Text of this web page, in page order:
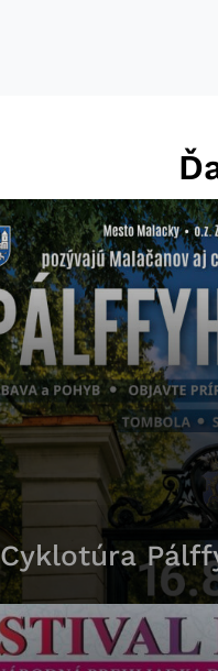
Cyklotúra
stránky
oblastiam
stránok stránku
zbierajú anonymne a